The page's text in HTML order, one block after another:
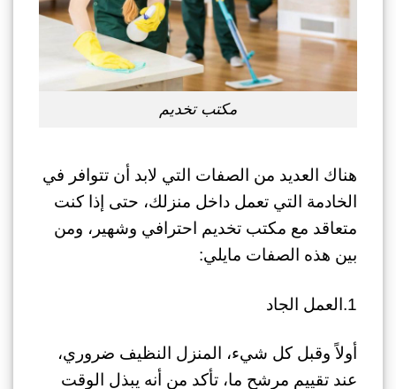
مكتب تخديم
هناك العديد من الصفات التي لابد أن تتوافر في
الخادمة التي تعمل داخل منزلك، حتى إذا كنت
متعاقد مع مكتب تخديم احترافي وشهير، ومن
بين هذه الصفات مايلي:
1.العمل الجاد
أولاً وقبل كل شيء، المنزل النظيف ضروري،
عند تقييم مرشح ما، تأكد من أنه يبذل الوقت